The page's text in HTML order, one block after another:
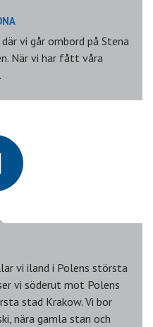
vi går ombord på Stena
När vi har fått våra
vi iland i Polens största
vi söderut mot Polens
stad Krakow. Vi bor
nära gamla stan och